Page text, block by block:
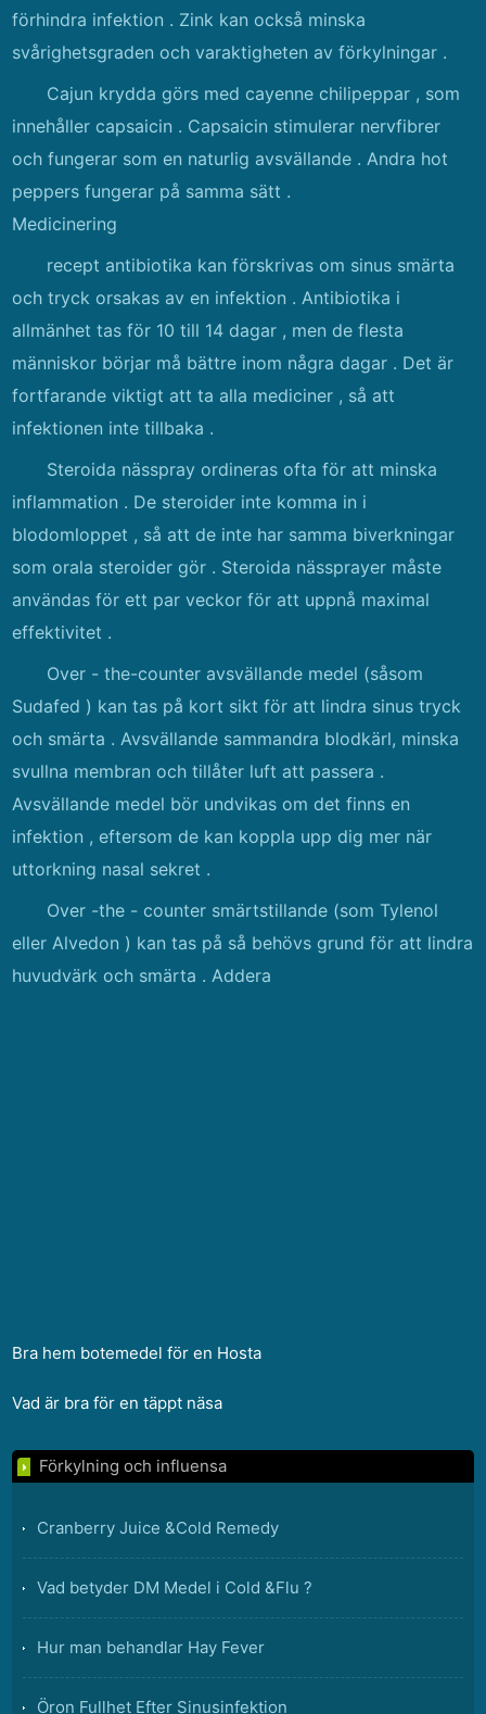
förhindra infektion . Zink kan också minska
svårighetsgraden och varaktigheten av förkylningar .
Cajun krydda görs med cayenne chilipeppar , som
innehåller capsaicin . Capsaicin stimulerar nervfibrer
och fungerar som en naturlig avsvällande . Andra hot
peppers fungerar på samma sätt .
Medicinering
recept antibiotika kan förskrivas om sinus smärta
och tryck orsakas av en infektion . Antibiotika i
allmänhet tas för 10 till 14 dagar , men de flesta
människor börjar må bättre inom några dagar . Det är
fortfarande viktigt att ta alla mediciner , så att
infektionen inte tillbaka .
Steroida nässpray ordineras ofta för att minska
inflammation . De steroider inte komma in i
blodomloppet , så att de inte har samma biverkningar
som orala steroider gör . Steroida nässprayer måste
användas för ett par veckor för att uppnå maximal
effektivitet .
Over - the-counter avsvällande medel (såsom
Sudafed ) kan tas på kort sikt för att lindra sinus tryck
och smärta . Avsvällande sammandra blodkärl, minska
svullna membran och tillåter luft att passera .
Avsvällande medel bör undvikas om det finns en
infektion , eftersom de kan koppla upp dig mer när
uttorkning nasal sekret .
Over -the - counter smärtstillande (som Tylenol
eller Alvedon ) kan tas på så behövs grund för att lindra
huvudvärk och smärta . Addera
Bra hem botemedel för en Hosta
Vad är bra för en täppt näsa
Förkylning och influensa
Cranberry Juice &Cold Remedy
Vad betyder DM Medel i Cold &Flu ?
Hur man behandlar Hay Fever
Öron Fullhet Efter Sinusinfektion